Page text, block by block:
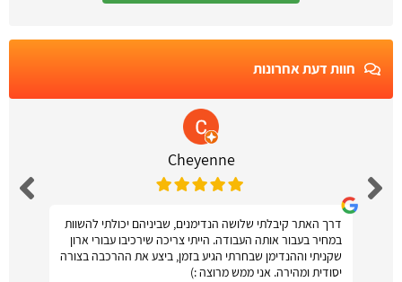
חוות דעת אחרונות
Cheyenne
דרך האתר קיבלתי שלושה הנדימנים, שביניהם יכולתי להשוות
במחיר בעבור אותה העבודה. הייתי צריכה שירכיבו עבורי ארון
שקניתי וההנדימן שבחרתי הגיע בזמן, ביצע את ההרכבה בצורה
יסודית ומהירה. אני ממש מרוצה :)